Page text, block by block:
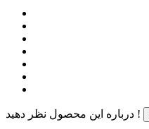
درباره این محصول نظر دهید !